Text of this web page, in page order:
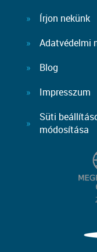
Írjon nekünk
Adatvédelmi
Blog
Impresszum
Süti
módosítása